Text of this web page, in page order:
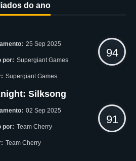
do ano
25 Sep 2025
por: Supergiant Games
Supergiant Games
94
Silksong
02 Sep 2025
por: Team Cherry
Team Cherry
91